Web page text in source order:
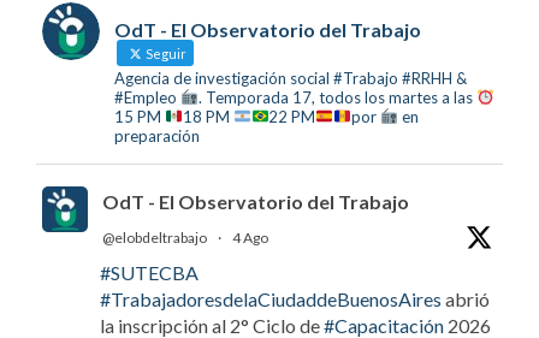
OdT - El Observatorio del Trabajo
Seguir
Agencia de investigación social #Trabajo #RRHH &
#Empleo
. Temporada 17, todos los martes a las
15 PM
18 PM 22 PM por
en
preparación
OdT - El Observatorio del Trabajo
@elobdeltrabajo · 4 Ago
#SUTECBA
#TrabajadoresdelaCiudaddeBuenosAires abrió
la inscripción al 2° Ciclo de#Capacitación 2026